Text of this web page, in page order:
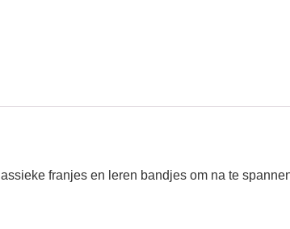
franjes en leren bandjes om na te